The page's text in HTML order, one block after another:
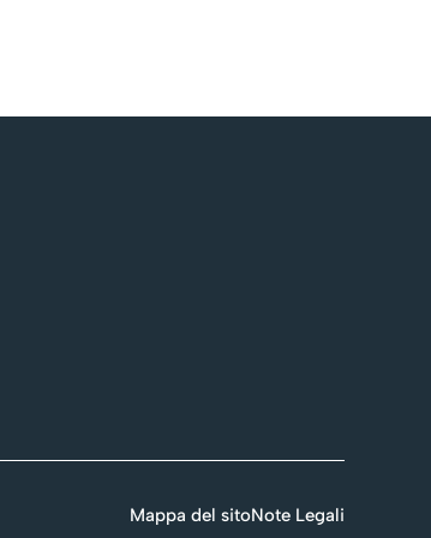
Mappa del sitoNote Legali